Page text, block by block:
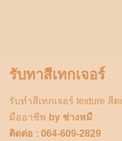
รับทาสีเทกเจอร์
รับทำสีเทกเจอร์ texture สี
มืออาชีพ by ช่างหมี
ติดต่อ : 064-609-2829